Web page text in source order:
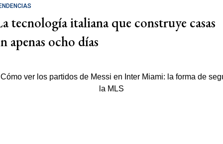
tecnología italiana que construye casas
apenas ocho días